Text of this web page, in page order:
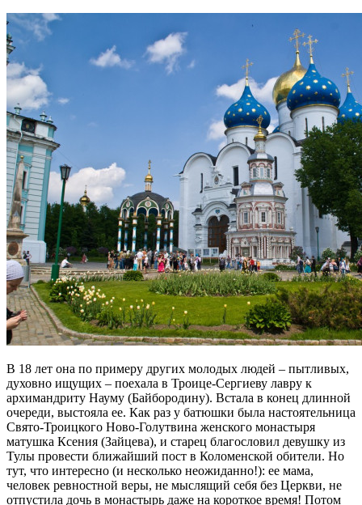
В 18 лет она по примеру других молодых людей – пытливых,
духовно ищущих – поехала в Троице-Сергиеву лавру к
архимандриту Науму (Байбородину). Встала в конец длинной
очереди, выстояла ее. Как раз у батюшки была настоятельница
Свято-Троицкого Ново-Голутвина женского монастыря
матушка Ксения (Зайцева), и старец благословил девушку из
Тулы провести ближайший пост в Коломенской обители. Но
тут, что интересно (и несколько неожиданно!): ее мама,
человек ревностной веры, не мыслящий себя без Церкви, не
отпустила дочь в монастырь даже на короткое время! Потом